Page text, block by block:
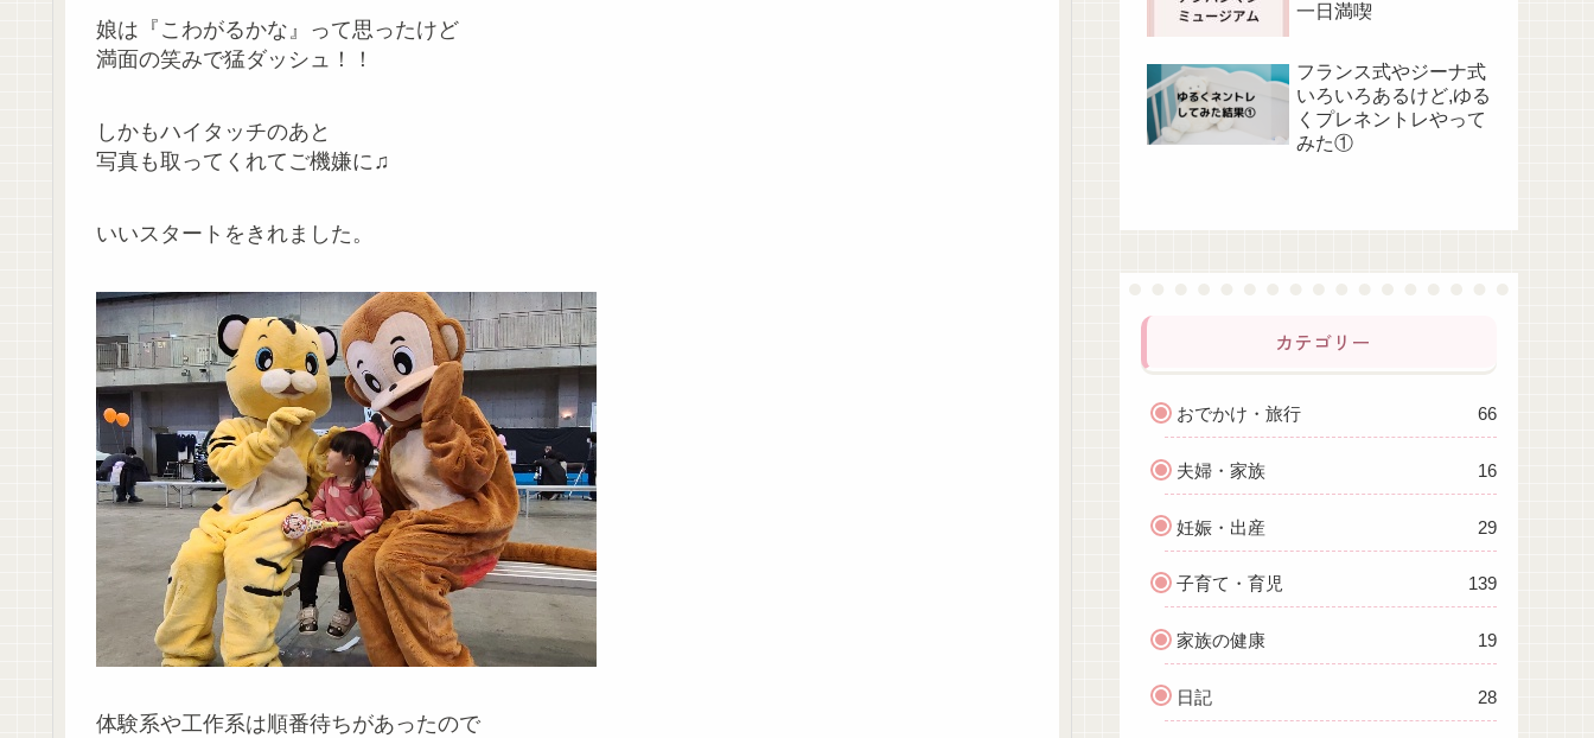
娘は『こわがるかな』って思ったけど
満面の笑みで猛ダッシュ！！
しかもハイタッチのあと
写真も取ってくれてご機嫌に♫
いいスタートをきれました。
体験系や工作系は順番待ちがあったので
一日満喫
フランス式やジーナ式
いろいろあるけど,ゆる
くプレネントレやって
みた①
カテゴリー
おでかけ・旅行 66
夫婦・家族 16
妊娠・出産 29
子育て・育児 139
家族の健康 19
日記 28